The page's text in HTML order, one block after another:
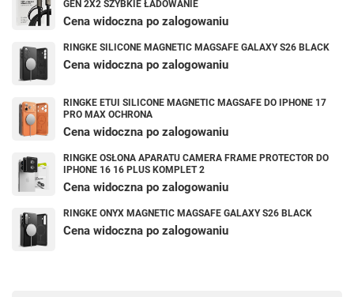
GEN 2X2 SZYBKIE ŁADOWANIE
Cena widoczna po zalogowaniu
RINGKE SILICONE MAGNETIC MAGSAFE GALAXY S26 BLACK
Cena widoczna po zalogowaniu
RINGKE ETUI SILICONE MAGNETIC MAGSAFE DO IPHONE 17
PRO MAX OCHRONA
Cena widoczna po zalogowaniu
RINGKE OSŁONA APARATU CAMERA FRAME PROTECTOR DO
IPHONE 16 16 PLUS KOMPLET 2
Cena widoczna po zalogowaniu
RINGKE ONYX MAGNETIC MAGSAFE GALAXY S26 BLACK
Cena widoczna po zalogowaniu